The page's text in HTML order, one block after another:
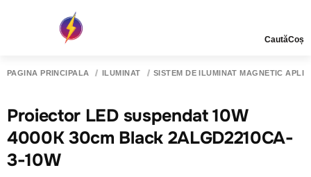
CautăCoș
PAGINA PRINCIPALĂ ILUMINAT SISTEM DE ILUMINAT MAGNETIC
Proiector LED suspendat 10W
4000K 30cm Black 2ALGD2210CA-
3-10W